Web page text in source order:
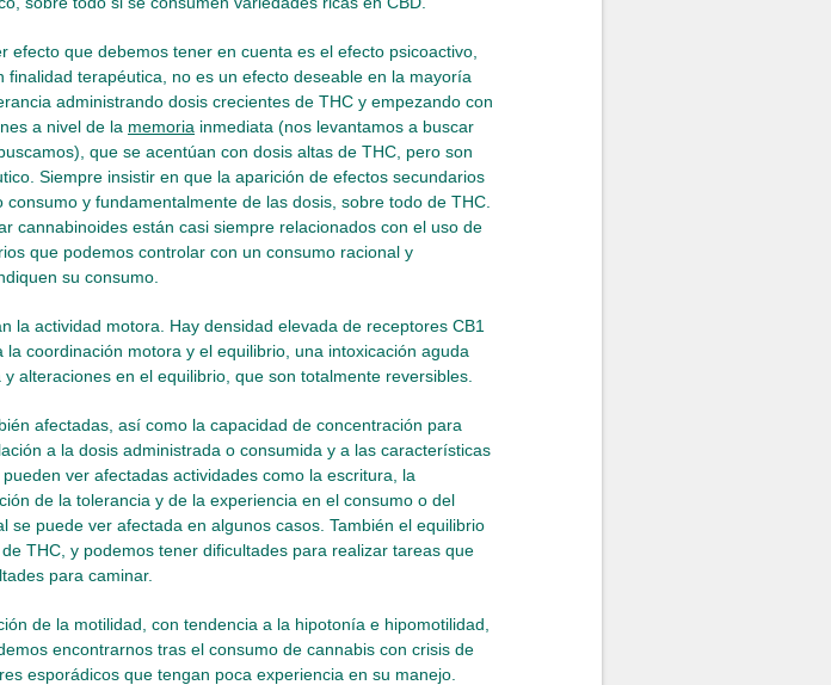
efecto que debemos tener en cuenta es el efecto psicoactivo,
terapéutica, no es un efecto deseable en la mayoría
administrando dosis crecientes de THC y empezando con
a nivel de la memoria inmediata (nos levantamos a buscar
que se acentúan con dosis altas de THC, pero son
Siempre insistir en que la aparición de efectos secundarios
y fundamentalmente de las dosis, sobre todo de THC.
cannabinoides están casi siempre relacionados con el uso de
que podemos controlar con un consumo racional y
su consumo.
la actividad motora. Hay densidad elevada de receptores CB1
coordinación motora y el equilibrio, una intoxicación aguda
alteraciones en el equilibrio, que son totalmente reversibles.
afectadas, así como la capacidad de concentración para
a la dosis administrada o consumida y a las características
ver afectadas actividades como la escritura, la
de la tolerancia y de la experiencia en el consumo o del
se puede ver afectada en algunos casos. También el equilibrio
THC, y podemos tener dificultades para realizar tareas que
para caminar.
de la motilidad, con tendencia a la hipotonía e hipomotilidad,
encontrarnos tras el consumo de cannabis con crisis de
esporádicos que tengan poca experiencia en su manejo.